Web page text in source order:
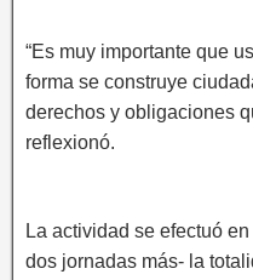
“Es muy importante que
forma se construye
derechos y obligaciones
reflexionó.
La actividad se efectuó
dos jornadas más- la